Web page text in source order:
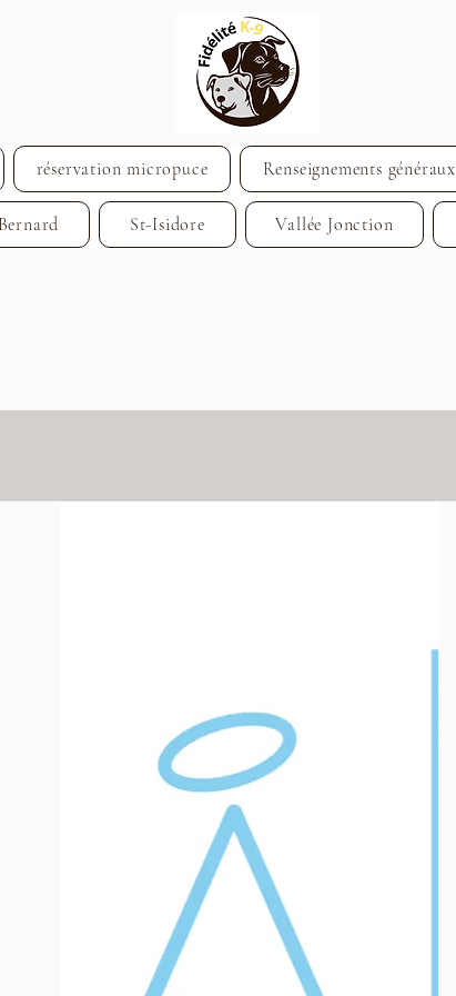
réservation micropuce Renseignements généraux
St-Isidore Vallée Jonction